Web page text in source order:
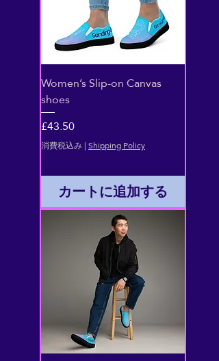
Women’s Slip-on Canvas
shoes
価格
£43.50
消費税込み|Shipping Policy
カートに追加する